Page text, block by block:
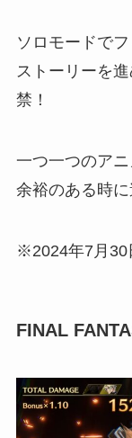
ソロモードで
ストーリーを
禁！
一つ一つのアニ
余裕のある時
※2024年7月30
FINAL